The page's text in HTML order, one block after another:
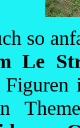
so
Le